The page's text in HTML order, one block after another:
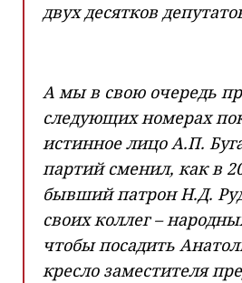
двух десятков
А мы в свою очередь
следующих номерах
истинное лицо А.П.
партий сменил, как в
бывший патрон Н.Д.
своих коллег –
чтобы посадить
кресло заместителя